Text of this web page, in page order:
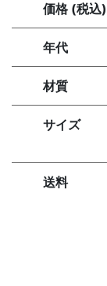
価格 (税込)
年代
材質
サイズ
送料